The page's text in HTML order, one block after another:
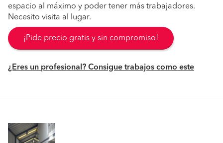
espacio al máximo y poder tener más trabajadores.
Necesito visita al lugar.
¡Pide precio gratis y sin compromiso!
¿Eres un profesional? Consigue trabajos como este